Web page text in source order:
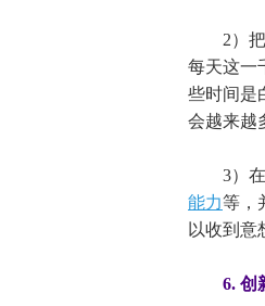
2）把自
每天这一
些时间是
会越来越
3）在
能力等，
以收到意
6. 创